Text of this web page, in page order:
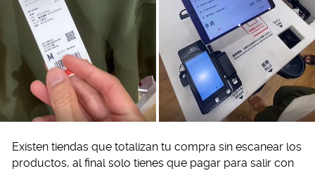
Existen tiendas que totalizan tu compra sin escanear los
productos, al final solo tienes que pagar para salir con